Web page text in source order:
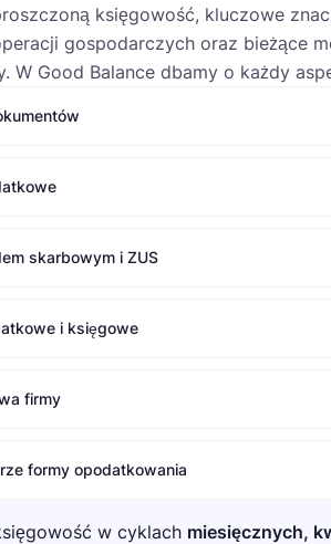
księgowość, kluczowe
gospodarczych oraz bieżące
W Good Balance dbamy o każdy
skarbowym i ZUS
i księgowe
firmy
formy opodatkowania
w cyklach miesięcznych,